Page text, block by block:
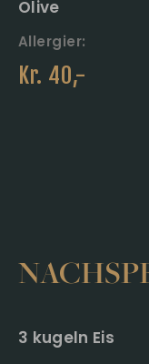
Olive
Allergier:
Kr. 40,-
3 kugeln Eis